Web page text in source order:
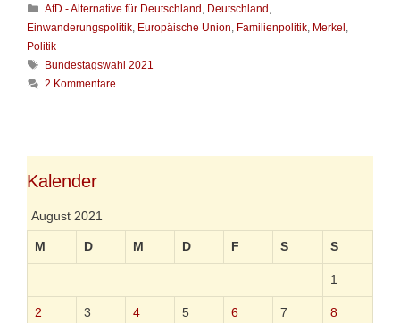
s
i
d
n
W
h
t
K
a
t
g
o
AfD - Alternative für Deutschland , Deutschland ,
Einwanderungspolitik, Europäische Union, Familienpolitik, Merkel ,
Politik
S
c
ö
e
Bundestagswahl 2021
2 Kommentare
Kalender
August 2021
M D M D F S S
1
2 3 4 5 6 7 8